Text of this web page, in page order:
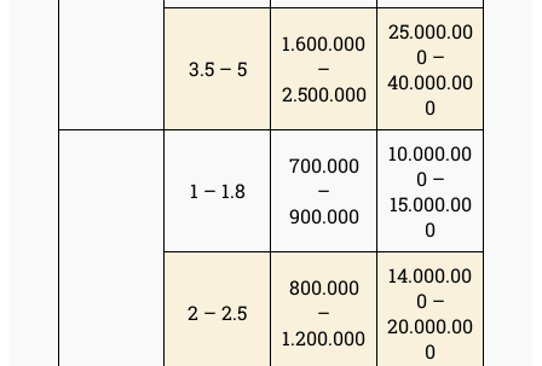
3.5 – 5
1.600.000
–
2.500.000
25.000.00
0 –
40.000.00
0
1 – 1.8
700.000
–
900.000
10.000.00
0 –
15.000.00
0
2 – 2.5
800.000
–
1.200.000
14.000.00
0 –
20.000.00
0